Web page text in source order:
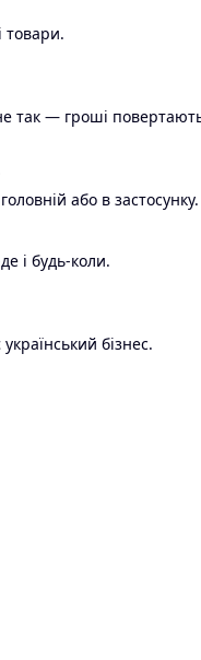
товари.
так — гроші
або в застосунку.
і будь-коли.
бізнес.